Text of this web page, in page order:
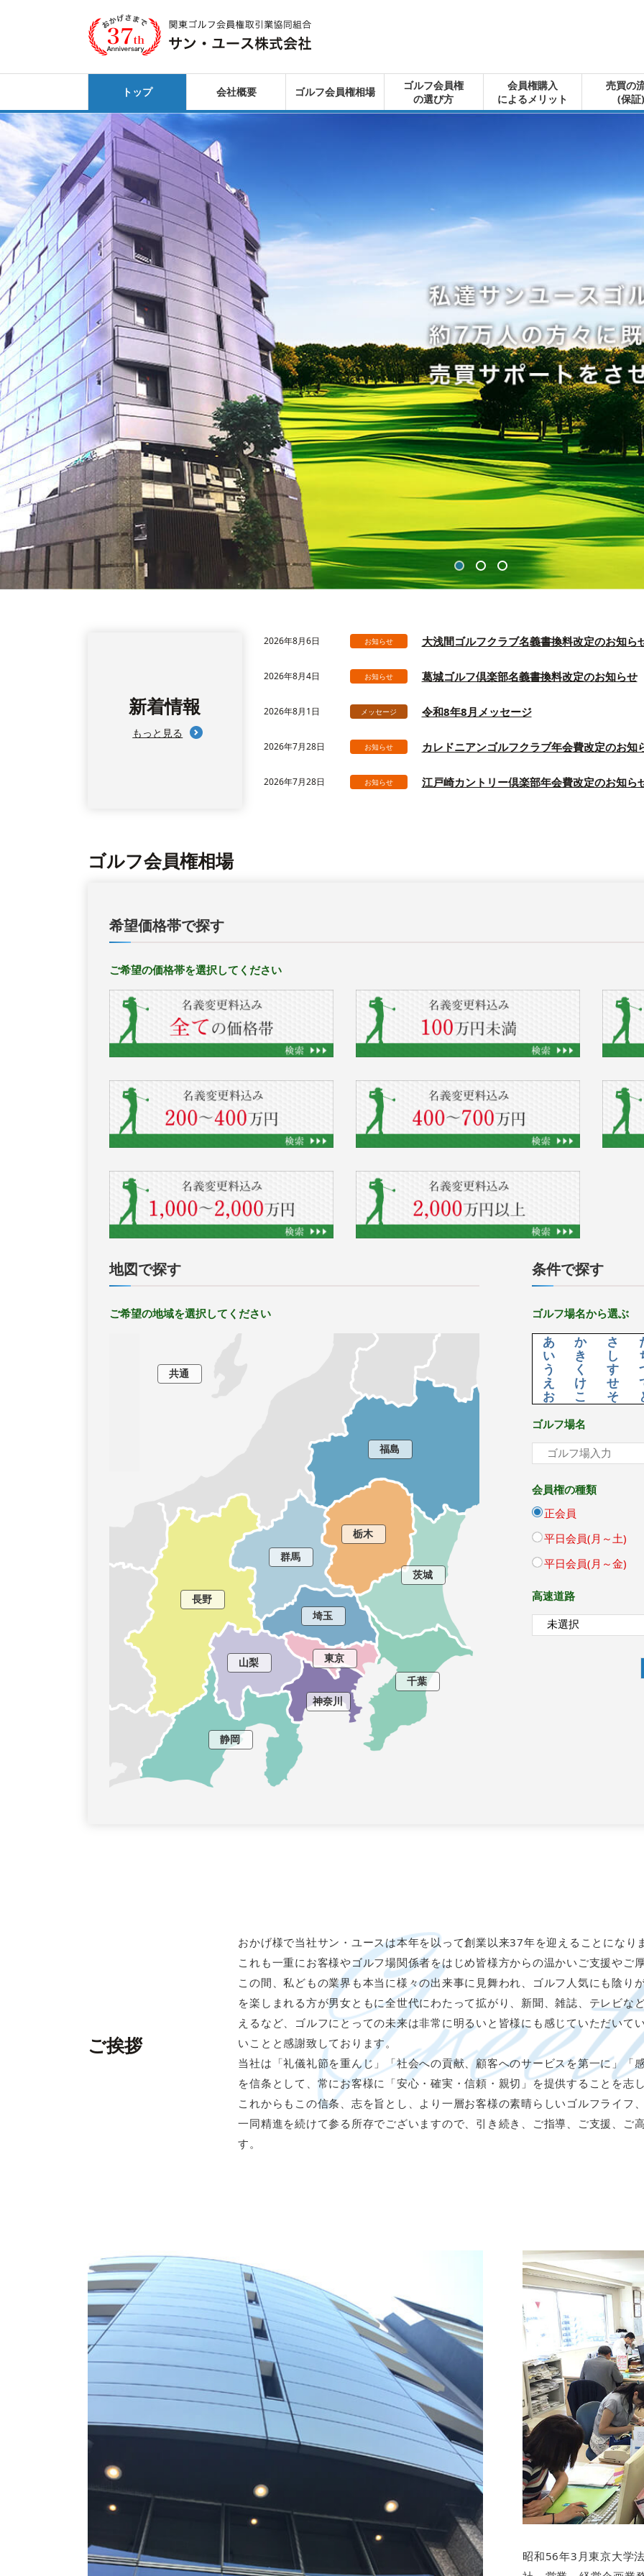
トップ 会社概要 ゴルフ会員権相場
ゴルフ会員権
の選び方
会員権購入
によるメリット
売買の
(保証
新着情報
もっと見る
2026年8月6日 お知らせ 大浅間ゴルフクラブ名義書換料改定のお知ら
2026年8月4日 お知らせ 葛城ゴルフ倶楽部名義書換料改定のお知らせ
2026年8月1日 メッセージ 令和8年8月メッセージ
2026年7月28日 お知らせ カレドニアンゴルフクラブ年会費改定のお知
2026年7月28日 お知らせ 江戸崎カントリー倶楽部年会費改定のお知ら
ゴルフ会員権相場
希望価格帯で探す
ご希望の価格帯を選択してください
地図で探す
ご希望の地域を選択してください
共通
東京
神奈川
埼玉
千葉
茨城
栃木
群馬
静岡
山梨
長野
福島
条件で探す
ゴルフ場名から選ぶ
あ か さ
い
き し
う
く す
え
け せ
お
こ そ
ゴルフ場名
会員権の種類
正会員
平日会員(月～土)
平日会員(月～金)
高速道路
ご挨拶
おかげ様で当社サン・ユースは本年を以って創業以来37年を迎えることになり
これも一重にお客様やゴルフ場関係者をはじめ皆様方からの温かいご支援やご
この間、私どもの業界も本当に様々の出来事に見舞われ、ゴルフ人気にも陰り
を楽しまれる方が男女ともに全世代にわたって拡がり、新聞、雑誌、テレビな
えるなど、ゴルフにとっての未来は非常に明るいと皆様にも感じていただいて
いことと感謝致しております。
当社は「礼儀礼節を重んじ」「社会への貢献、顧客へのサービスを第一に」「
を信条として、常にお客様に「安心・確実・信頼・親切」を提供することを志
これからもこの信条、志を旨とし、より一層お客様の素晴らしいゴルフライフ
一同精進を続けて参る所存でございますので、引き続き、ご指導、ご支援、ご
す。
昭和56年3月東京大学